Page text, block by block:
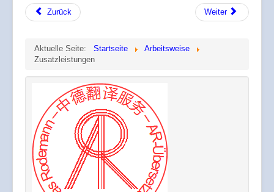
Zurück Weiter
Aktuelle Seite: Startseite
Arbeitsweise
Zusatzleistungen